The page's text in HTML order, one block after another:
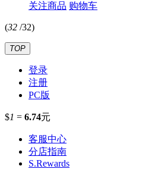
关注商品 购物车
(32 /32)
TOP
登录
注册
PC版
$1 = 6.74元
客服中心
分店指南
S.Rewards